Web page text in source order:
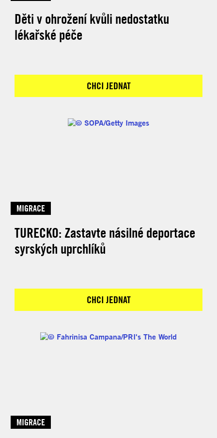
Děti v ohrožení kvůli nedostatku
lékařské péče
CHCI JEDNAT
MIGRACE
TURECKO: Zastavte násilné deportace
syrských uprchlíků
CHCI JEDNAT
MIGRACE